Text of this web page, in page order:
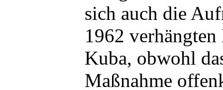
sich auch die
1962 verhängten
Kuba, obwohl
Maßnahme